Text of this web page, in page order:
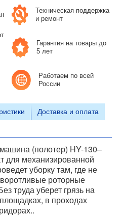
Техническая поддержка
и ремонт
Гарантия на товары до
5 лет
Работаем по всей
России
Доставка и оплата
(полотер) HY-130–
для механизированной
уборку там, где не
роторные
труда уберет грязь на
в проходах